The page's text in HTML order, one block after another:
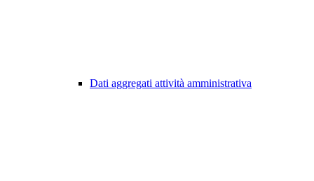
Dati aggregati attività amministrativa